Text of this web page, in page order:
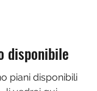
disponibile
piani disponibili